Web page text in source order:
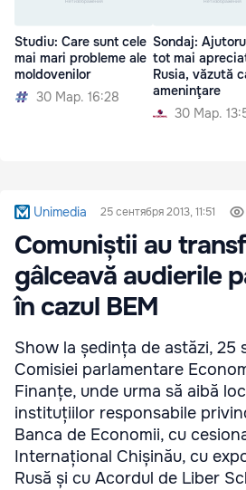
Studiu: Care sunt cele
mai mari probleme ale
moldovenilor
30 Мар. 16:28
Sondaj:
tot mai
Rusia, văzută
ameninţare
30 Мар.
Unimedia 25 сентября 2013, 11:51
Comuniștii au
gâlceavă audierile
în cazul BEM
Show la ședința de astăzi, 25
Comisiei parlamentare
Finanțe, unde urma să aibă
instituțiilor responsabile
Banca de Economii, cu
Internațional Chișinău, cu
Rusă și cu Acordul de Liber